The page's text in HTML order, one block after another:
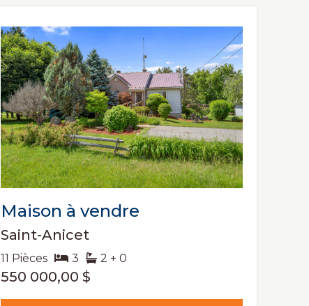
Maison à vendre
Saint-Anicet
11 Pièces 3 2 + 0
550 000,00 $